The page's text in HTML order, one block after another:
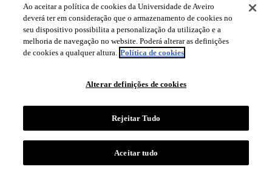
Ao aceitar a política de cookies da Universidade de Aveiro
deverá ter em consideração que o armazenamento de cookies no
seu dispositivo possibilita a personalização da utilização e a
melhoria de navegação no website. Poderá alterar as definições
de cookies a qualquer altura. Política de cookies
Alterar definições de cookies
Rejeitar Tudo
Aceitar tudo